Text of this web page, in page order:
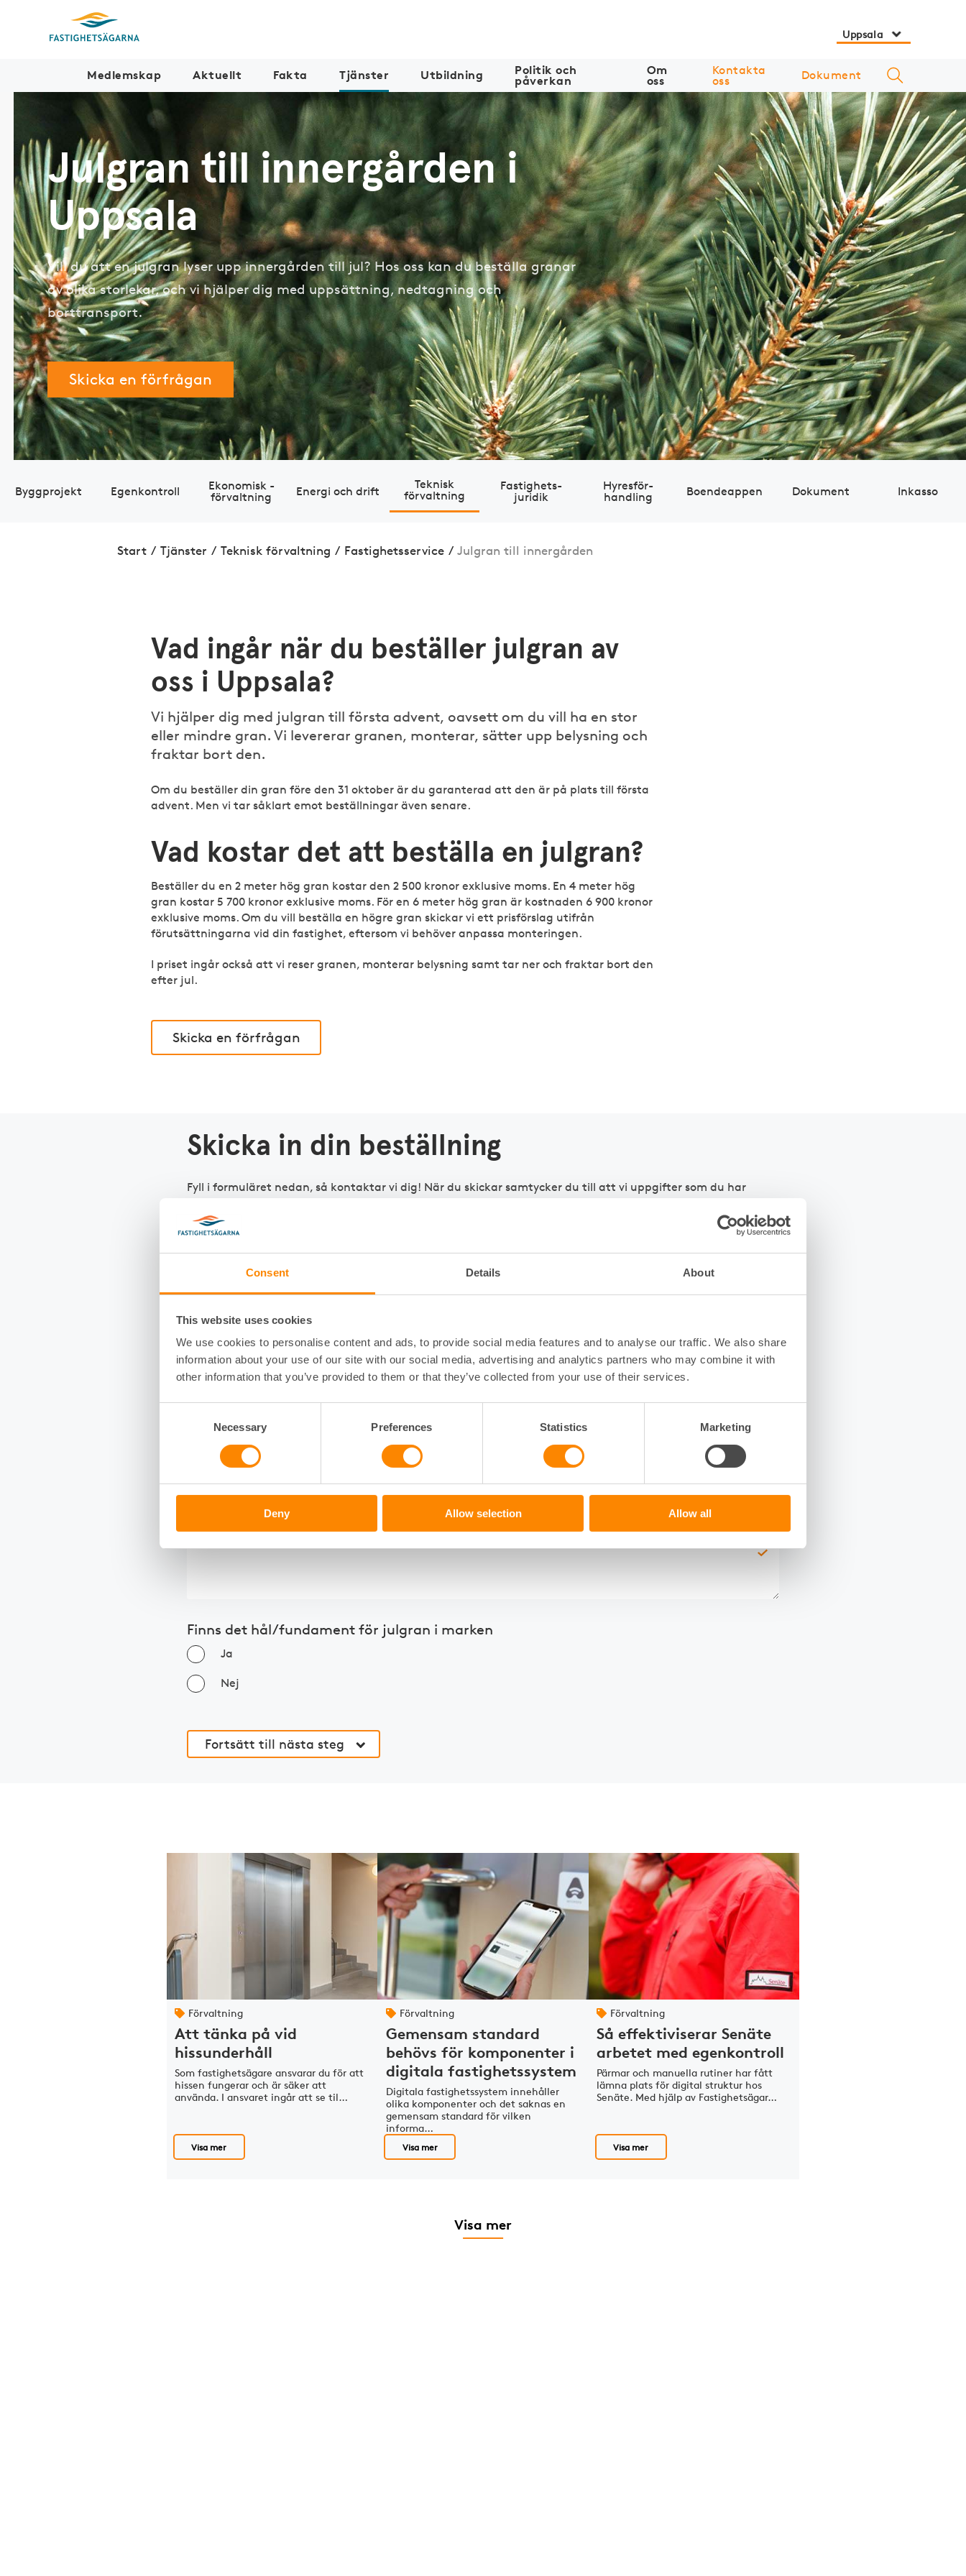
Consent Details About
This website uses cookies
We use cookies to personalise content and ads, to provide social media features and to analyse our traffic. We also share
information about your use of our site with our social media, advertising and analytics partners who may combine it with
other information that you’ve provided to them or that they’ve collected from your use of their services.
Necessary Preferences Statistics Marketing
Deny Allow selection Allow all
Uppsala
Medlemskap Aktuellt Fakta Tjänster Utbildning Politik och
påverkan
Om
oss
Kontakta
oss Dokument
Julgran till innergården i
Uppsala
Vill du att en julgran lyser upp innergården till jul? Hos oss kan du beställa granar
av olika storlekar, och vi hjälper dig med uppsättning, nedtagning och
borttransport.
Skicka en förfrågan
Bygg­projekt Egen­kontroll
Eko­nomisk ­
förvaltning
Energi och drift
Teknisk
förvaltning
Fastig­hets­
juridik
Hyres­för­
handling
Boendeappen Dokument Inkasso
Start / Tjänster / Teknisk förvaltning / Fastig­hets­service / Julgran till innergården
Vad ingår när du beställer julgran av
oss i Uppsala?
Vi hjälper dig med julgran till första advent, oavsett om du vill ha en stor
eller mindre gran. Vi levererar granen, monterar, sätter upp belysning och
fraktar bort den.
Om du beställer din gran före den 31 oktober är du garanterad att den är på plats till första
advent. Men vi tar såklart emot beställningar även senare.
Vad kostar det att beställa en julgran?
Beställer du en 2 meter hög gran kostar den 2 500 kronor exklusive moms. En 4 meter hög
gran kostar 5 700 kronor exklusive moms. För en 6 meter hög gran är kostnaden 6 900 kronor
exklusive moms. Om du vill beställa en högre gran skickar vi ett prisförslag utifrån
förutsättningarna vid din fastighet, eftersom vi behöver anpassa monteringen.
I priset ingår också att vi reser granen, monterar belysning samt tar ner och fraktar bort den
efter jul.
Skicka en förfrågan
Skicka in din beställning
Fyll i formuläret nedan, så kontaktar vi dig! När du skickar samtycker du till att vi uppgifter som du har
Namn på bostadsrättsförening eller företag*
Val av julgran*
Julgran 2 meter
Julgran högre än 6 meter
Övrig info (t.ex. antal granar)
Finns det hål/fundament för julgran i marken
Ja
Nej
Fortsätt till nästa steg
Förvaltning
Att tänka på vid
hissunderhåll
Som fastighetsägare ansvarar du för att
hissen fungerar och är säker att
använda. I ansvaret ingår att se til…
Visa mer
Förvaltning
Gemensam standard
behövs för komponenter i
digitala fastighetssystem
Digitala fastighetssystem innehåller
olika komponenter och det saknas en
gemensam standard för vilken
informa…
Visa mer
Förvaltning
Så effektiviserar Senäte
arbetet med egenkontroll
Pärmar och manuella rutiner har fått
lämna plats för digital struktur hos
Senäte. Med hjälp av Fastighetsägar…
Visa mer
Visa mer